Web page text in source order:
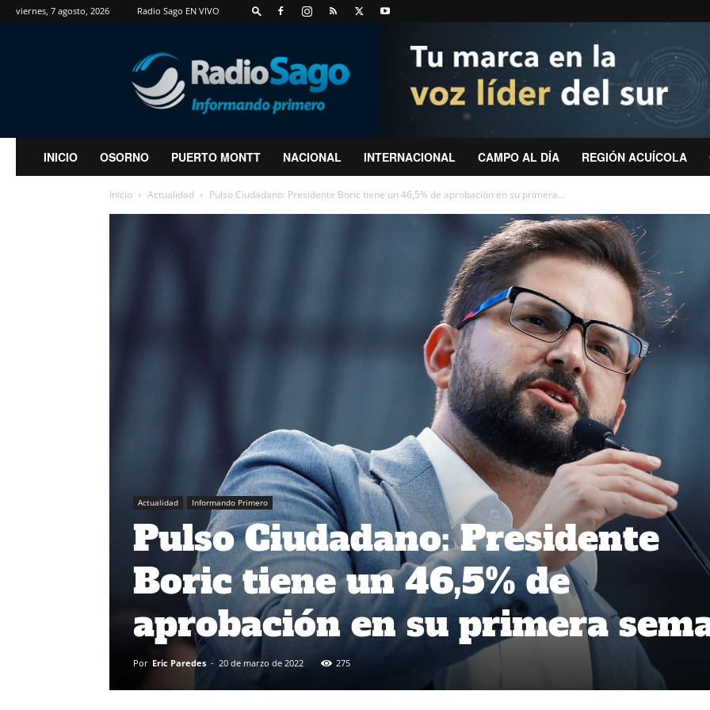
viernes, 7 agosto, 2026 Radio Sago EN VIVO
RadioSago
INICIO OSORNO PUERTO MONTT NACIONAL INTERNACIONAL CAMPO AL DÍA REGIÓN ACUÍCOLA
Inicio Actualidad Pulso Ciudadano: Presidente Boric tiene un 46,5% de aprobación en su primera...
Actualidad Informando Primero
Pulso Ciudadano: Presidente
Boric tiene un 46,5% de
aprobación en su primera
Por Eric Paredes - 20 de marzo de 2022 275